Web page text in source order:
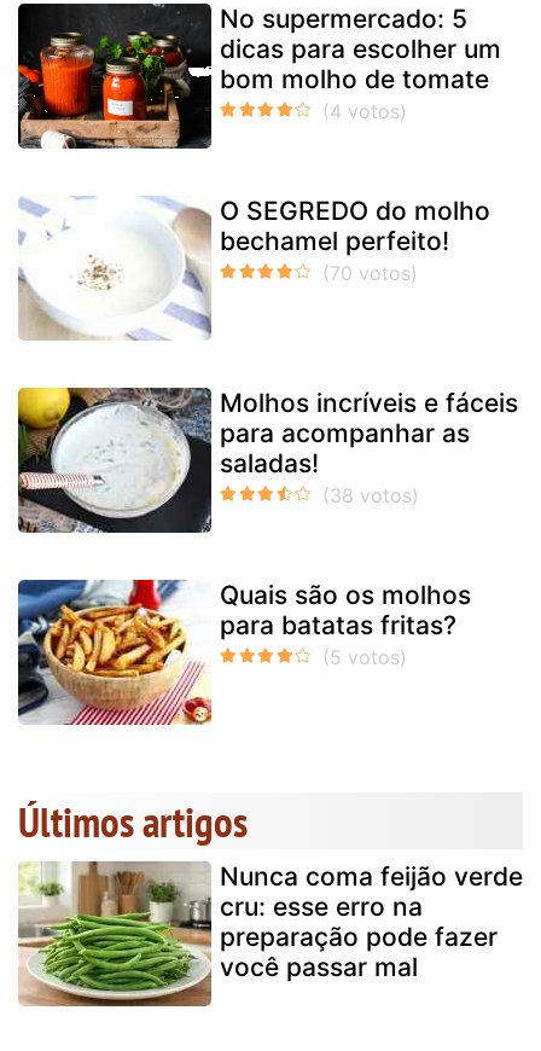
No supermercado: 5
dicas para escolher um
bom molho de tomate
O SEGREDO do molho
bechamel perfeito!
Molhos incríveis e fáceis
para acompanhar as
saladas!
Quais são os molhos
para batatas fritas?
Últimos artigos
Nunca coma feijão verde
cru: esse erro na
preparação pode fazer
você passar mal